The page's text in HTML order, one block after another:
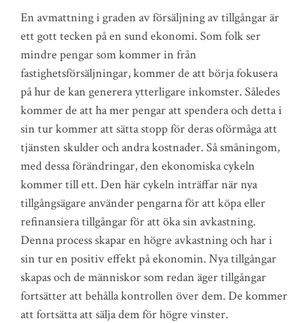
En avmattning i graden av försäljning av tillgångar är
ett gott tecken på en sund ekonomi. Som folk ser
mindre pengar som kommer in från
fastighetsförsäljningar, kommer de att börja fokusera
på hur de kan generera ytterligare inkomster. Således
kommer de att ha mer pengar att spendera och detta i
sin tur kommer att sätta stopp för deras oförmåga att
tjänsten skulder och andra kostnader. Så småningom,
med dessa förändringar, den ekonomiska cykeln
kommer till ett. Den här cykeln inträffar när nya
tillgångsägare använder pengarna för att köpa eller
refinansiera tillgångar för att öka sin avkastning.
Denna process skapar en högre avkastning och har i
sin tur en positiv effekt på ekonomin. Nya tillgångar
skapas och de människor som redan äger tillgångar
fortsätter att behålla kontrollen över dem. De kommer
att fortsätta att sälja dem för högre vinster.